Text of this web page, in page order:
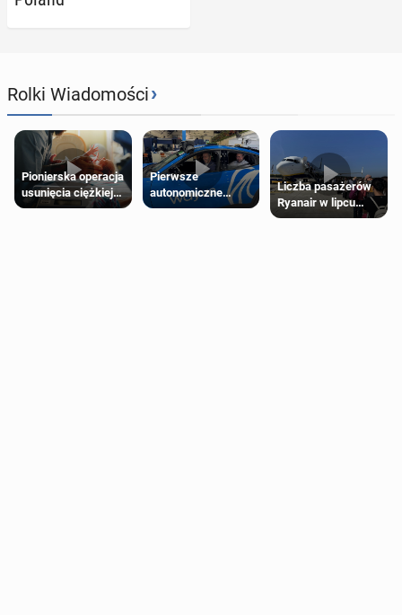
Rolki Wiadomości›
Pionierska operacja
usunięcia ciężkiej
wady wrodzonej
Pierwsze
autonomiczne
Ubery pojawią się
Liczba pasażerów
Ryanair w lipcu
pobiła rekord